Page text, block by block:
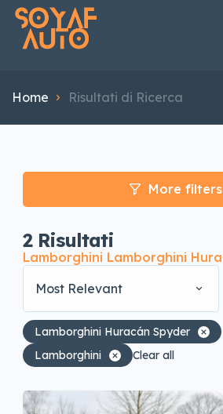
Home Risultati di Ricerca
More filters
2 Risultati
Lamborghini Lamborghini
Most Relevant
Lamborghini Huracán Spyder
Lamborghini
Clear all